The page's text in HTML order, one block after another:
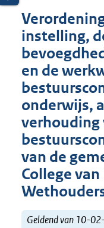
instelling,
en de
onderwijs,
verhouding
van de
College
Geldend van 10-